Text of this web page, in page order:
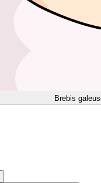
Brebis